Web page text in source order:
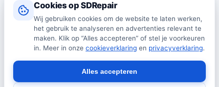
Cookies op SDRepair
Wij gebruiken cookies om de website te laten werken,
het gebruik te analyseren en advertenties relevant te
maken. Klik op “Alles accepteren” of stel je voorkeuren
in. Meer in onze cookieverklaring en privacyverklaring.
Alles accepteren
Verzending & levering
Retourneren
Algemene voorwaarden